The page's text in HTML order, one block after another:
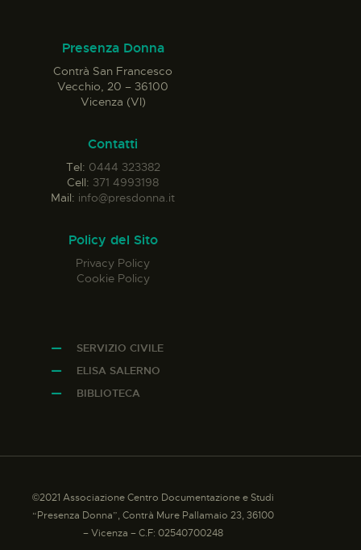
Presenza Donna
Contrà San Francesco
Vecchio, 20 – 36100
Vicenza (VI)
Contatti
Tel: 0444 323382
Cell: 371 4993198
Mail: info@presdonna.it
Policy del Sito
Privacy Policy
Cookie Policy
SERVIZIO CIVILE
ELISA SALERNO
BIBLIOTECA
©2021 Associazione Centro Documentazione e Studi
“Presenza Donna”, Contrà Mure Pallamaio 23, 36100
– Vicenza – C.F: 02540700248